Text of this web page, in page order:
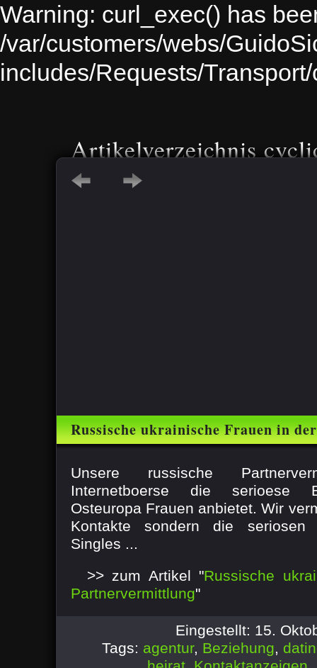
Warning: curl_exec() has
/var/customers/webs/
includes/Requests/
Artikelverzeichnis
Russische ukrainische Frauen in
Unsere russische
Internetboerse die serioese
Osteuropa Frauen anbietet. Wir
Kontakte sondern die seriosen
Singles ...
>> zum Artikel "Russische
Partnervermittlung"
Eingestellt: 15.
Tags: agentur, Beziehung,